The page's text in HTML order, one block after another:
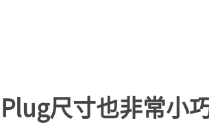
Plug尺寸也非常小